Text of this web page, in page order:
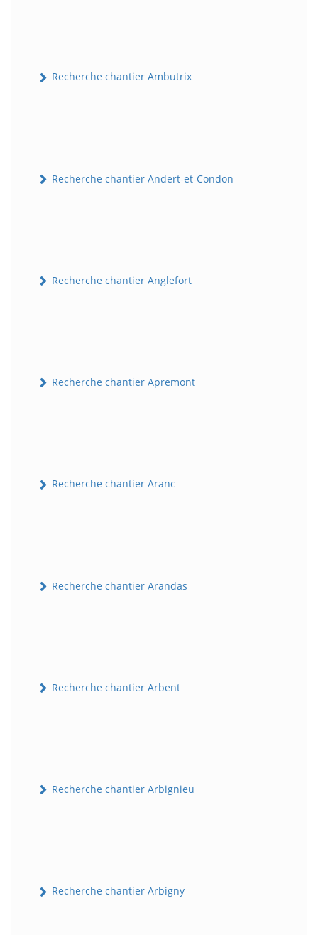
Recherche chantier Ambutrix
Recherche chantier Andert-et-Condon
Recherche chantier Anglefort
Recherche chantier Apremont
Recherche chantier Aranc
Recherche chantier Arandas
Recherche chantier Arbent
Recherche chantier Arbignieu
Recherche chantier Arbigny